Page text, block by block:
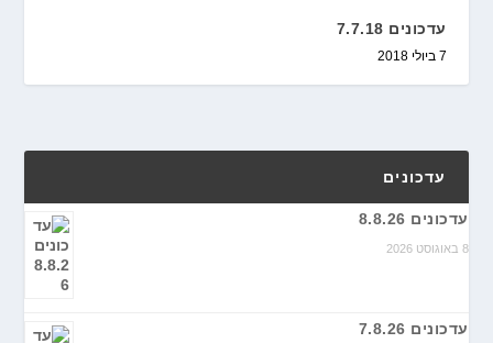
עדכונים 7.7.18
7 ביולי 2018
עדכונים
עדכונים 8.8.26
8 באוגוסט 2026
עדכונים 7.8.26